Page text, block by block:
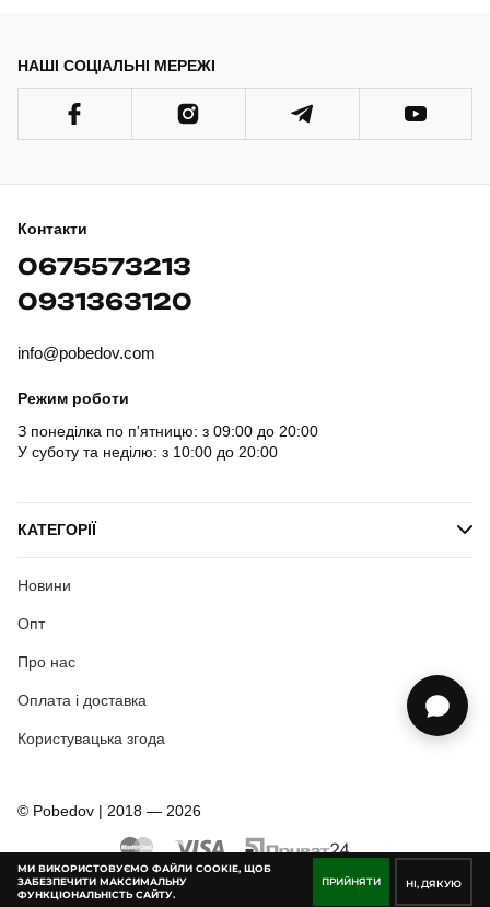
МИ ВИКОРИСТОВУЄМО ФАЙЛИ COOKIE, ЩОБ
ЗАБЕЗПЕЧИТИ МАКСИМАЛЬНУ
ФУНКЦІОНАЛЬНІСТЬ САЙТУ.
ПРИЙНЯТИ НІ, ДЯКУЮ
НАШІ СОЦІАЛЬНІ МЕРЕЖІ
Контакти
0675573213
0931363120
info@pobedov.com
Режим роботи
З понеділка по п'ятницю: з 09:00 до 20:00
У суботу та неділю: з 10:00 до 20:00
КАТЕГОРІЇ
Новини
Опт
Про нас
Оплата і доставка
Користувацька згода
© Pobedov | 2018 — 2026